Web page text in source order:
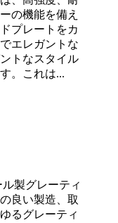
の機能を備え
プレートをカ
エレガントな
トなスタイル
。これは...
製グレーティ
良い製造、取
るグレーティ